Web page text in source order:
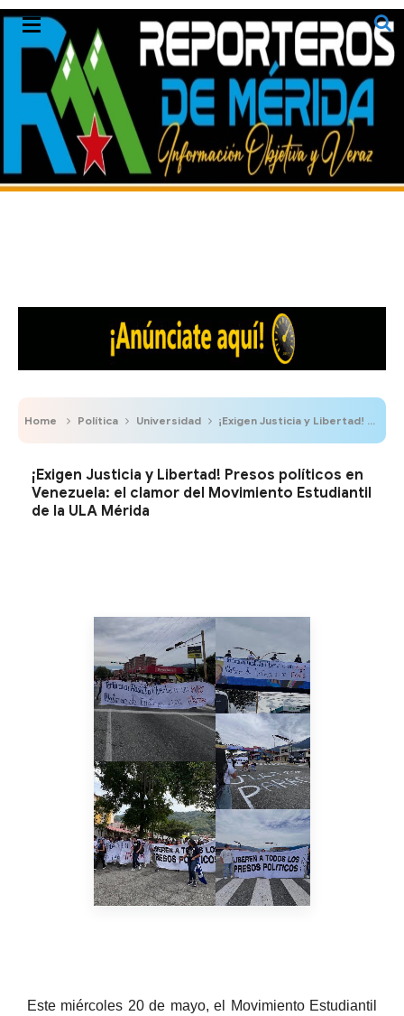
Home Política Universidad ¡Exigen Justicia y Libertad! Presos políticos en Venezuela: el clamor del Movimiento Estudiantil de la ULA Mérida
¡Exigen Justicia y Libertad! Presos políticos en
Venezuela: el clamor del Movimiento Estudiantil
de la ULA Mérida
Este miércoles 20 de mayo, el Movimiento Estudiantil